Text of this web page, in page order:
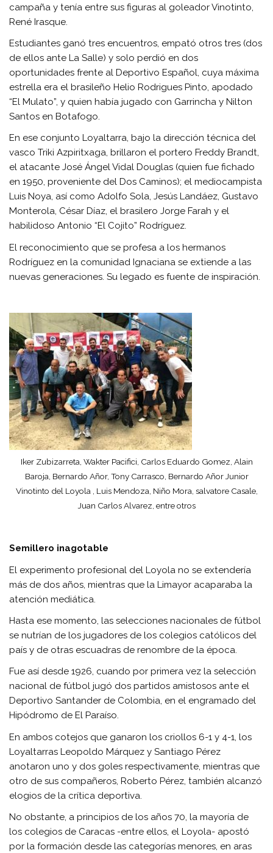
campaña y tenía entre sus figuras al goleador Vinotinto,
René Irasque.
Estudiantes ganó tres encuentros, empató otros tres (dos
de ellos ante La Salle) y solo perdió en dos
oportunidades frente al Deportivo Español, cuya máxima
estrella era el brasileño Helio Rodrigues Pinto, apodado
“El Mulato”, y quien había jugado con Garrincha y Nilton
Santos en Botafogo.
En ese conjunto Loyaltarra, bajo la dirección técnica del
vasco Triki Azpiritxaga, brillaron el portero Freddy Brandt,
el atacante José Ángel Vidal Douglas (quien fue fichado
en 1950, proveniente del Dos Caminos); el mediocampista
Luis Noya, así como Adolfo Sola, Jesús Landáez, Gustavo
Monterola, César Díaz, el brasilero Jorge Farah y el
habilidoso Antonio “El Cojito” Rodríguez.
El reconocimiento que se profesa a los hermanos
Rodríguez en la comunidad Ignaciana se extiende a las
nuevas generaciones. Su legado es fuente de inspiración.
Iker Zubizarreta, Wakter Pacifici, Carlos Eduardo Gomez, Alain
Baroja, Bernardo Añor, Tony Carrasco, Bernardo Añor Junior
Vinotinto del Loyola , Luis Mendoza, Niño Mora, salvatore Casale,
Juan Carlos Alvarez, entre otros
Semillero inagotable
El experimento profesional del Loyola no se extendería
más de dos años, mientras que la Limayor acaparaba la
atención mediática.
Hasta ese momento, las selecciones nacionales de fútbol
se nutrían de los jugadores de los colegios católicos del
país y de otras escuadras de renombre de la época.
Fue así desde 1926, cuando por primera vez la selección
nacional de fútbol jugó dos partidos amistosos ante el
Deportivo Santander de Colombia, en el engramado del
Hipódromo de El Paraíso.
En ambos cotejos que ganaron los criollos 6-1 y 4-1, los
Loyaltarras Leopoldo Márquez y Santiago Pérez
anotaron uno y dos goles respectivamente, mientras que
otro de sus compañeros, Roberto Pérez, también alcanzó
elogios de la crítica deportiva.
No obstante, a principios de los años 70, la mayoría de
los colegios de Caracas -entre ellos, el Loyola- apostó
por la formación desde las categorías menores, en aras